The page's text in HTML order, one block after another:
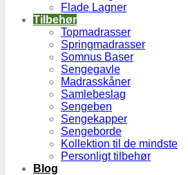
Flade Lagner
Tilbehør
Topmadrasser
Springmadrasser
Somnus Baser
Sengegavle
Madrasskåner
Samlebeslag
Sengeben
Sengekapper
Sengeborde
Kollektion til de mindste
Personligt tilbehør
Blog